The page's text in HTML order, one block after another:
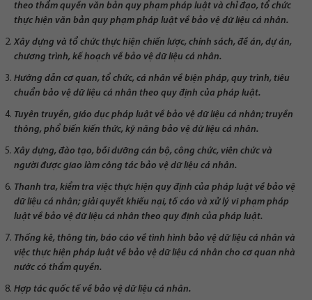
theo thẩm quyền văn bản quy phạm pháp luật và chỉ đạo, tổ chức
thực hiện văn bản quy phạm pháp luật về bảo vệ dữ liệu cá nhân.
Xây dựng và tổ chức thực hiện chiến lược, chính sách, đề án, dự án,
chương trình, kế hoạch về bảo vệ dữ liệu cá nhân.
Hướng dẫn cơ quan, tổ chức, cá nhân về biện pháp, quy trình, tiêu
chuẩn bảo vệ dữ liệu cá nhân theo quy định của pháp luật.
Tuyên truyền, giáo dục pháp luật về bảo vệ dữ liệu cá nhân; truyền
thông, phổ biến kiến thức, kỹ năng bảo vệ dữ liệu cá nhân.
Xây dựng, đào tạo, bồi dưỡng cán bộ, công chức, viên chức và
người được giao làm công tác bảo vệ dữ liệu cá nhân.
Thanh tra, kiểm tra việc thực hiện quy định của pháp luật về bảo vệ
dữ liệu cá nhân; giải quyết khiếu nại, tố cáo và xử lý vi phạm pháp
luật về bảo vệ dữ liệu cá nhân theo quy định của pháp luật.
Thống kê, thông tin, báo cáo về tình hình bảo vệ dữ liệu cá nhân và
việc thực hiện pháp luật về bảo vệ dữ liệu cá nhân cho cơ quan nhà
nước có thẩm quyền.
Hợp tác quốc tế về bảo vệ dữ liệu cá nhân.